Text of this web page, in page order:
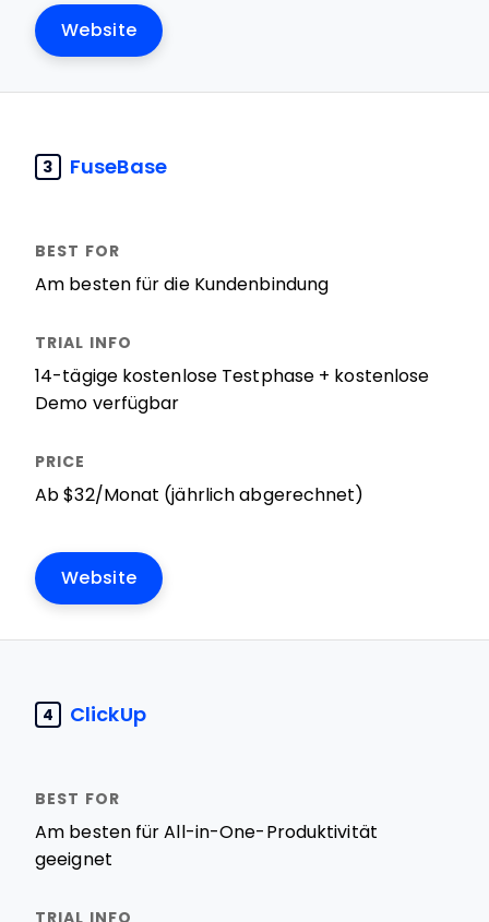
Website
3 FuseBase
Am besten für die Kundenbindung
14-tägige kostenlose Testphase + kostenlose
Demo verfügbar
Ab $32/Monat (jährlich abgerechnet)
Website
4 ClickUp
Am besten für All-in-One-Produktivität
geeignet